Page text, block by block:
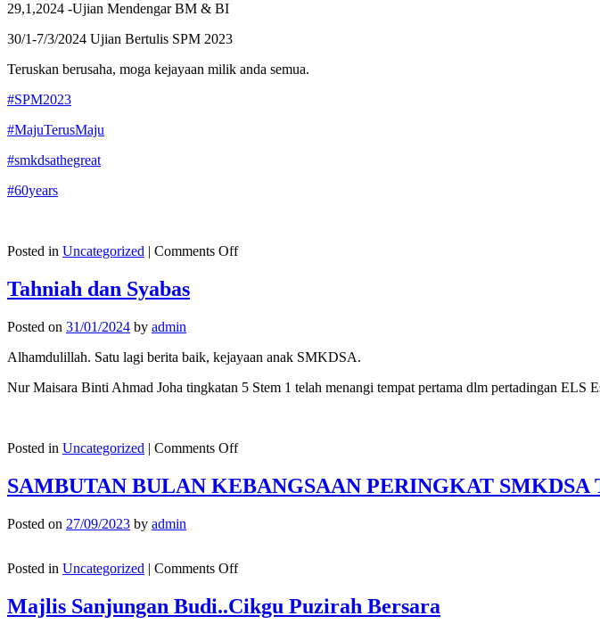
29,1,2024 -Ujian Mendengar BM & BI
30/1-7/3/2024 Ujian Bertulis SPM 2023
Teruskan berusaha, moga kejayaan milik anda semua.
#SPM2023
#MajuTerusMaju
#smkdsathegreat
#60years
Posted in Uncategorized | Comments Offon
semua
SMKDSA..
Tahniah dan Syabas
Posted on 31/01/2024 by admin
Alhamdulillah. Satu lagi berita baik, kejayaan anak SMKDSA.
Nur Maisara Binti Ahmad Joha tingkatan 5 Stem 1 telah menangi tempat pertama dlm pertadingan
Posted in Uncategorized | Comments Offon
dan
Syabas
SAMBUTAN BULAN KEBANGSAAN PERINGKAT SMKDSA
Posted on 27/09/2023 by admin
Posted in Uncategorized | Comments Offon
BULAN
KEBANGSAAN
Majlis Sanjungan Budi..Cikgu Puzirah Bersara